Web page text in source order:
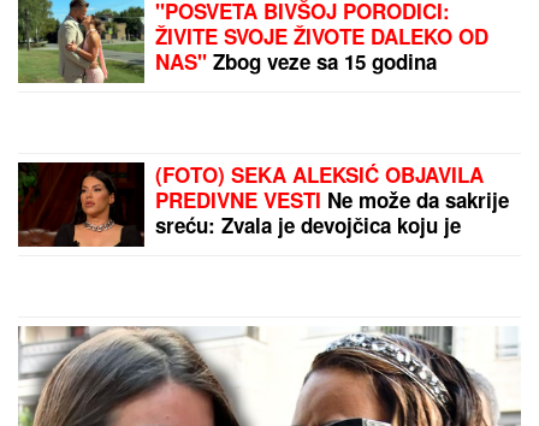
HAOS U EMISIJI!Gledateljka se GUŠILA U SUZAMA
zbog Maje Marinković, jecala na sav glas: "Mnogo
mi je teško"